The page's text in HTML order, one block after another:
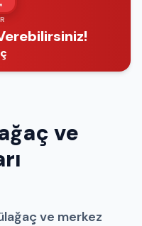
ve
ve merkez